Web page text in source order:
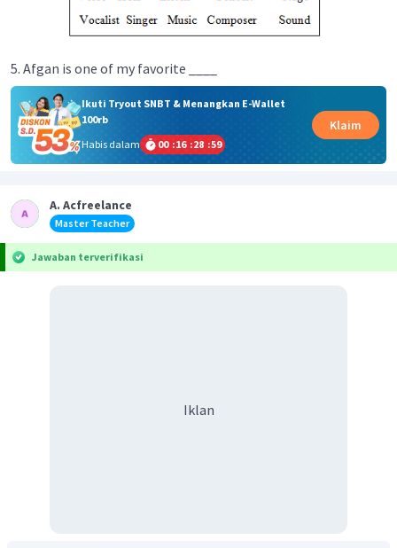
5. Afgan is one of my favorite ____
Ikuti Tryout SNBT & Menangkan E-Wallet
100rb
Habis dalam
00 :16 :28 :59
Klaim
A. Acfreelance
Master Teacher
Jawaban terverifikasi
Iklan